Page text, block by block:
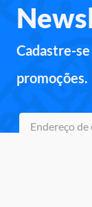
Cadastre-
promoções.